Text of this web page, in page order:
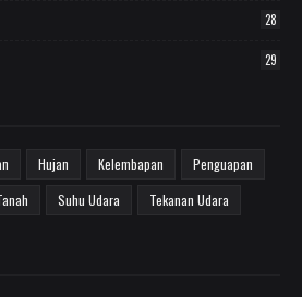
28
29
Hujan Kelembapan
Penguapan
Suhu Udara Tekanan Udara